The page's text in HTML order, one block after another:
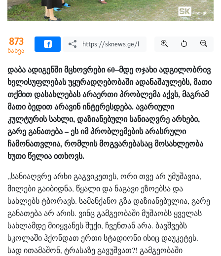
873
ნახვა
დაბა ადიგენში მცხოვრები 60–მდე ოჯახი ადგილობრივ
ხელისუფლებას უყურადღებობაში ადანაშაულებს, მათი
თქმით დასახლებას არაერთი პრობლემა აქვს, მაგრამ
მათი ბედით არავინ ინტერესდება. ავარიული
კულტურის სახლი, დაზიანებული სანიაღვრე არხები,
გარე განათება – ეს იმ პრობლემების არასრული
ჩამონათვლია, რომლის მოგვარებასაც მოსახლეობა
ხუთი წელია ითხოვს.
„სანიაღვრე არხი გაგვიკეთეს, ორი თვე არ უმუშავია,
მილები გაიბიდნა, წყალი და ნაგავი ეზოებსა და
სახლებს ტბორავს. სამანქანო გზა დაზიანებულია, გარე
განათება არ არის. ვინც გამგეობაში მუშაობს ყველას
სახლამდე მიიყვანეს შუქი, ჩვენთან არა. ბავშვებს
სკოლაში ჰქონდათ ერთი სტადიონი ისიც დაუკეტეს.
სად ითამაშონ, ტრასაზე გავუშვათ?! გამგეობაში